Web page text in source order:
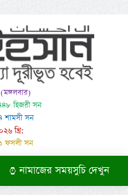
হিজরী সন
শামসী সন
খ্রি:
ফসলী সন
নামাজের সময়সুচি দেখুন